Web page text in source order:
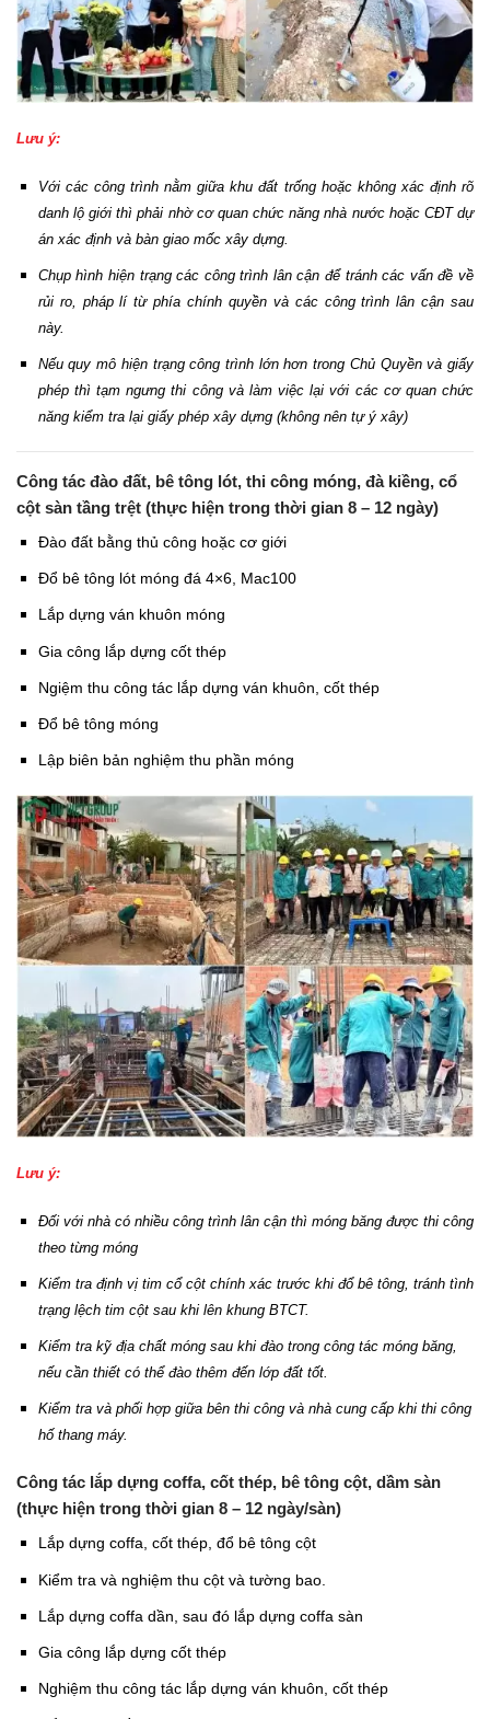
Lưu ý:
Với các công trình nằm giữa khu đất trống hoặc không xác định rõ
danh lộ giới thì phải nhờ cơ quan chức năng nhà nước hoặc CĐT dự
án xác định và bàn giao mốc xây dựng.
Chụp hình hiện trạng các công trình lân cận để tránh các vấn đề về
rủi ro, pháp lí từ phía chính quyền và các công trình lân cận sau
này.
Nếu quy mô hiện trạng công trình lớn hơn trong Chủ Quyền và giấy
phép thì tạm ngưng thi công và làm việc lại với các cơ quan chức
năng kiểm tra lại giấy phép xây dựng (không nên tự ý xây)
Công tác đào đất, bê tông lót, thi công móng, đà kiềng, cổ
cột sàn tầng trệt (thực hiện trong thời gian 8 – 12 ngày)
Đào đất bằng thủ công hoặc cơ giới
Đổ bê tông lót móng đá 4×6, Mac100
Lắp dựng ván khuôn móng
Gia công lắp dựng cốt thép
Ngiệm thu công tác lắp dựng ván khuôn, cốt thép
Đổ bê tông móng
Lập biên bản nghiệm thu phần móng
Lưu ý:
Đối với nhà có nhiều công trình lân cận thì móng băng được thi công
theo từng móng
Kiểm tra định vị tim cổ cột chính xác trước khi đổ bê tông, tránh tình
trạng lệch tim cột sau khi lên khung BTCT.
Kiểm tra kỹ địa chất móng sau khi đào trong công tác móng băng,
nếu cần thiết có thể đào thêm đến lớp đất tốt.
Kiểm tra và phối hợp giữa bên thi công và nhà cung cấp khi thi công
hố thang máy.
Công tác lắp dựng coffa, cốt thép, bê tông cột, dầm sàn
(thực hiện trong thời gian 8 – 12 ngày/sàn)
Lắp dựng coffa, cốt thép, đổ bê tông cột
Kiểm tra và nghiệm thu cột và tường bao.
Lắp dựng coffa dần, sau đó lắp dựng coffa sàn
Gia công lắp dựng cốt thép
Nghiệm thu công tác lắp dựng ván khuôn, cốt thép